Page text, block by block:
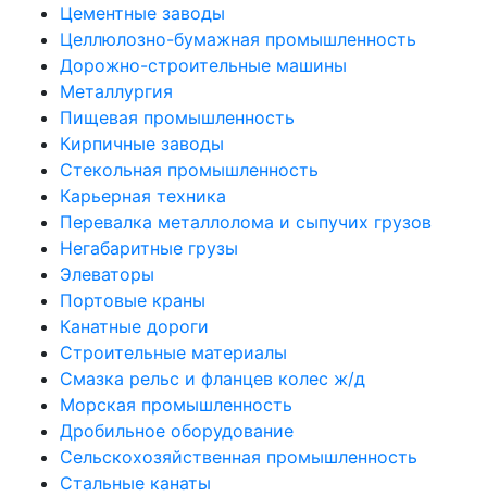
Цементные заводы
Целлюлозно-бумажная промышленность
Дорожно-строительные машины
Металлургия
Пищевая промышленность
Кирпичные заводы
Стекольная промышленность
Карьерная техника
Перевалка металлолома и сыпучих грузов
Негабаритные грузы
Элеваторы
Портовые краны
Канатные дороги
Строительные материалы
Смазка рельс и фланцев колес ж/д
Морская промышленность
Дробильное оборудование
Сельскохозяйственная промышленность
Стальные канаты